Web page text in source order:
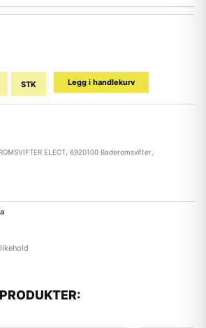
STK Legg i handlekurv
ELECT, 6920100 Baderomsvifter,